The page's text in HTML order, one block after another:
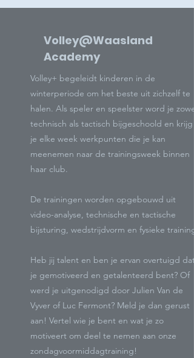
Volley@Waasland
Academy
Volley+ begeleidt kinderen in de
winterperiode om het beste uit zichzelf te
halen. Als speler en speelster word je zowel
technisch als tactisch bijgeschoold en krijg
je elke week werkpunten die je kan
meenemen naar de trainingsweek binnen
haar club.
De trainingen worden opgebouwd uit
video-analyse, technische en tactische
bijsturing, wedstrijdvorm en fysieke training.
Heb jij talent en ben je ervan overtuigd dat
je gemotiveerd en getalenteerd bent? Of
werd je uitgenodigd door Julien Van de
Vyver of Luc Fermont? Meld je dan gerust
aan! Vertel wie je bent en wat je zo
motiveert om deel te nemen aan onze
zondagvoormiddagtraining!